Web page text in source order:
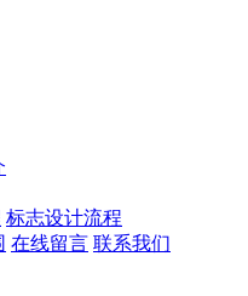
标志设计流程
在线留言 联系我们